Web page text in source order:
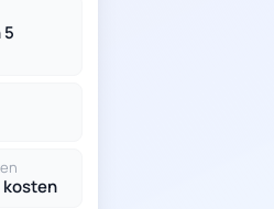
5
kosten